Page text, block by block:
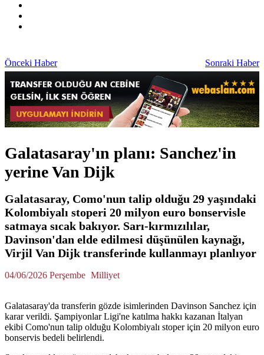
Önceki Haber Sonraki Haber
Galatasaray'ın planı: Sanchez'in
yerine Van Dijk
Galatasaray, Como'nun talip olduğu 29 yaşındaki
Kolombiyalı stoperi 20 milyon euro bonservisle
satmaya sıcak bakıyor. Sarı-kırmızılılar,
Davinson'dan elde edilmesi düşünülen kaynağı,
Virjil Van Dijk transferinde kullanmayı planlıyor
04/06/2026 Perşembe Milliyet
Galatasaray'da transferin gözde isimlerinden Davinson Sanchez için
karar verildi. Şampiyonlar Ligi'ne katılma hakkı kazanan İtalyan
ekibi Como'nun talip olduğu Kolombiyalı stoper için 20 milyon euro
bonservis bedeli belirlendi.